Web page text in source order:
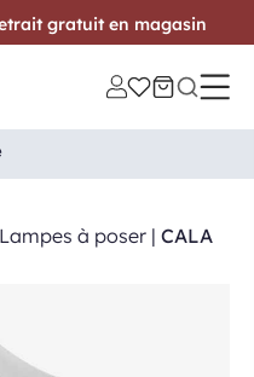
Lampes à poser | CALA
gratuit en magasin